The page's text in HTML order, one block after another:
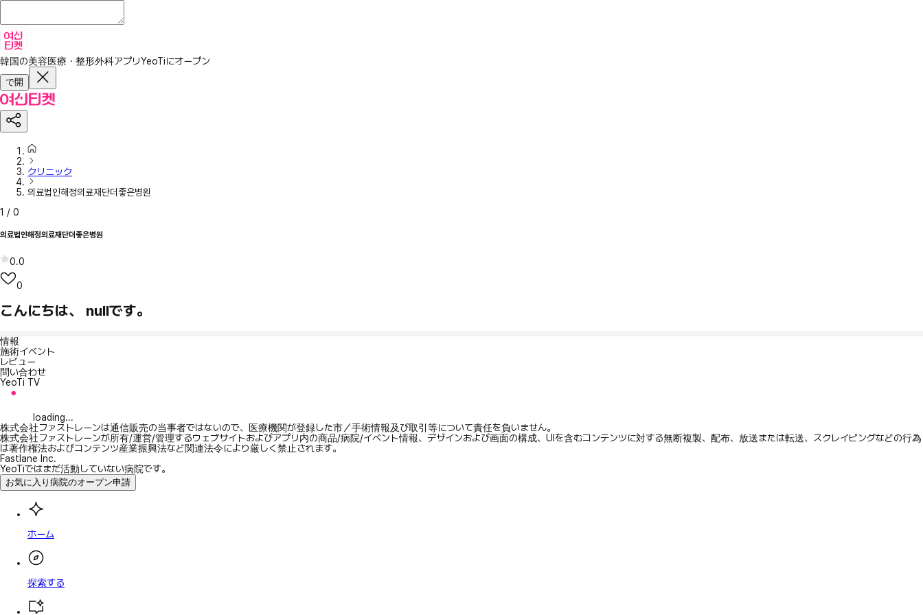
韓国の美容医療・整形外科アプリYeoTiにオープン
で開
クリニック
의료법인해정의료재단더좋은병원
1 / 0
의료법인해정의료재단더좋은병원
0.0
0
こんにちは、 nullです。
情報
施術イベント
レビュー
問い合わせ
YeoTi TV
loading...
株式会社ファストレーンは通信販売の当事者ではないので、医療機関が登録した市／手術情報及び取引等について責任を負いません。
株式会社ファストレーンが所有/運営/管理するウェブサイトおよびアプリ内の商品/病院/イベント情報、デザインおよび画面の構成、UIを含むコンテンツに対する無断複製、配布、放送または転送、スクレイピングなどの行為
は著作権法およびコンテンツ産業振興法など関連法令により厳しく禁止されます。
Fastlane Inc.
YeoTiではまだ活動していない病院です。
お気に入り病院のオープン申請
ホーム
探索する